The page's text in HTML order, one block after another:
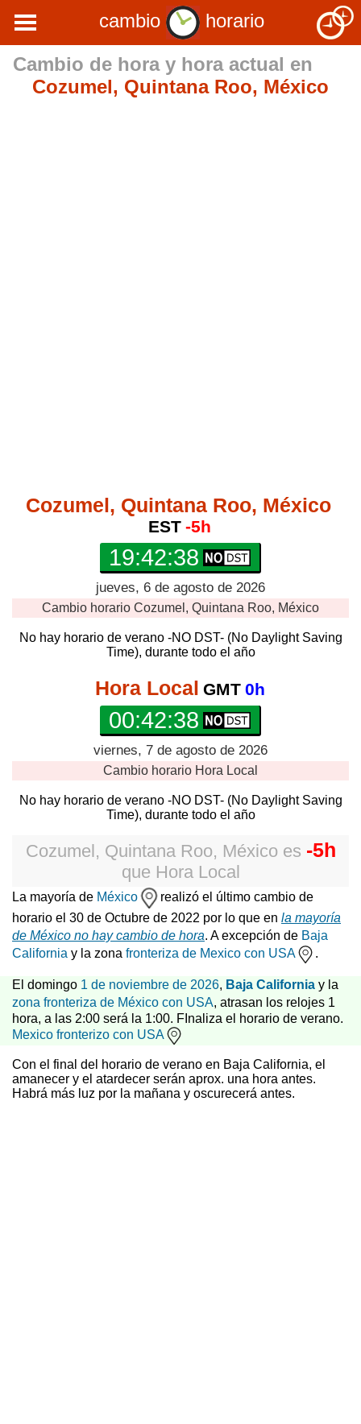
cambio
horario
Cambio de hora y hora actual en
Cozumel, Quintana Roo, México
Cozumel, Quintana Roo, México
EST -5h
19:42:38
jueves, 6 de agosto de 2026
Cambio horario Cozumel, Quintana Roo, México
No hay horario de verano -NO DST- (No Daylight Saving
Time), durante todo el año
Hora Local GMT 0h
00:42:38
viernes, 7 de agosto de 2026
Cambio horario Hora Local
No hay horario de verano -NO DST- (No Daylight Saving
Time), durante todo el año
Cozumel, Quintana Roo, México es -5h
que Hora Local
La mayoría de México
realizó el último cambio de
horario el 30 de Octubre de 2022 por lo que en la mayoría
de México no hay cambio de hora. A excepción de Baja
California y la zona fronteriza de Mexico con USA .
El domingo 1 de noviembre de 2026, Baja California y la
zona fronteriza de México con USA, atrasan los relojes 1
hora, a las 2:00 será la 1:00. FInaliza el horario de verano.
Mexico fronterizo con USA
Con el final del horario de verano en Baja California, el
amanecer y el atardecer serán aprox. una hora antes.
Habrá más luz por la mañana y oscurecerá antes.